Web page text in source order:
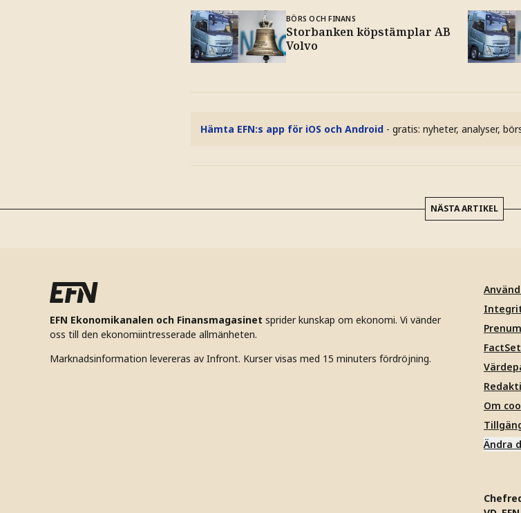
BÖRS OCH FINANS
Storbanken köpstämplar AB
Volvo
Hämta EFN:s app för iOS och Android - gratis: nyheter, analyser,
NÄSTA ARTIKEL
EFN Ekonomikanalen och Finansmagasinet sprider kunskap om ekonomi. Vi vänder
oss till den ekonomiintresserade allmänheten.
Marknadsinformation levereras av Infront. Kurser visas med 15 minuters fördröjning.
Om
Ändra